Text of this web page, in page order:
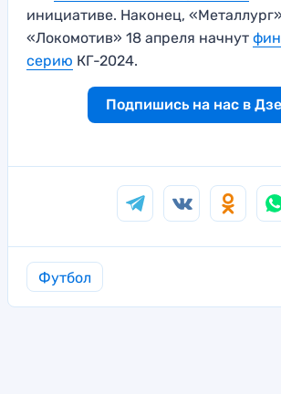
инициативе. Наконец,
«Локомотив» 18 апреля начнут
серию КГ-2024.
Подпишись на нас в
Футбол